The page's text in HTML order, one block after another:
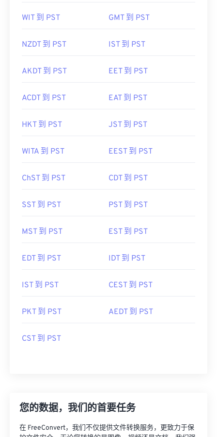
WIT 到 PST GMT 到 PST
NZDT 到 PST IST 到 PST
AKDT 到 PST EET 到 PST
ACDT 到 PST EAT 到 PST
HKT 到 PST JST 到 PST
WITA 到 PST EEST 到 PST
ChST 到 PST CDT 到 PST
SST 到 PST PST 到 PST
MST 到 PST EST 到 PST
EDT 到 PST IDT 到 PST
IST 到 PST CEST 到 PST
PKT 到 PST AEDT 到 PST
CST 到 PST
您的数据，我们的首要任务
在 FreeConvert，我们不仅提供文件转换服务，更致力于保